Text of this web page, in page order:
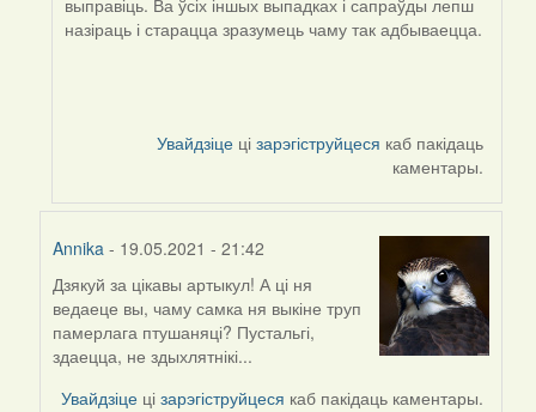
выправіць. Ва ўсіх іншых выпадках і сапраўды лепш
назіраць і старацца зразумець чаму так адбываецца.
Увайдзіце цізарэгіструйцеся каб пакідаць
каментары.
Annika - 19.05.2021 - 21:42
In
reply
to
by
Harrier
Дзякуй за цікавы артыкул! А ці ня
ведаеце вы, чаму самка ня выкіне труп
памерлага птушаняці? Пустальгі,
здаецца, не здыхлятнікі...
Увайдзіце цізарэгіструйцеся каб пакідаць каментары.